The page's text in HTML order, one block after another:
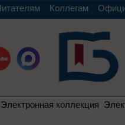
Коллегам
Электронная коллекция